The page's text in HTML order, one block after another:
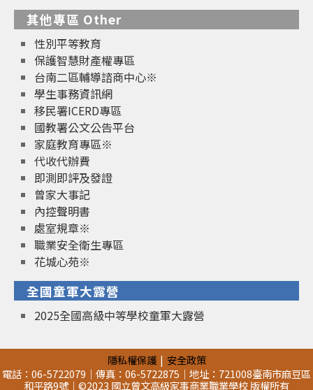
其他專區 Other
性別平等教育
保護智慧財產權專區
台南二區輔導諮商中心※
學生事務資訊網
移民署ICERD專區
國教署公文公告平台
家庭教育專區※
代收代辦費
即測即評及發證
曾家大事記
內控聲明書
處室規章※
職業安全衛生專區
花城心苑※
全國童軍大露營
2025全國高級中等學校童軍大露營
隱私權保護
安全政策
電話：06-5722079｜傳真：06-5722875｜地址：721008臺南市麻豆區
和平路9號｜©2023 國立曾文高級家事商業職業學校 版權所有